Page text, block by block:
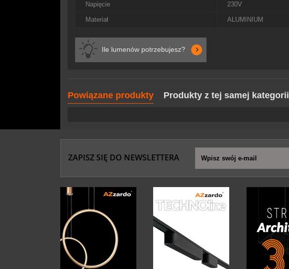
Napięcie 230V
Materiał ALUMINIUM
Ile lumenów potrzebujesz?
Powiązane produkty Produkty z tej samej kategorii
ZAPISZ SIĘ DO NEWSLETTERA